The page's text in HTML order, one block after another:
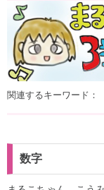
関連するキーワード：
数字